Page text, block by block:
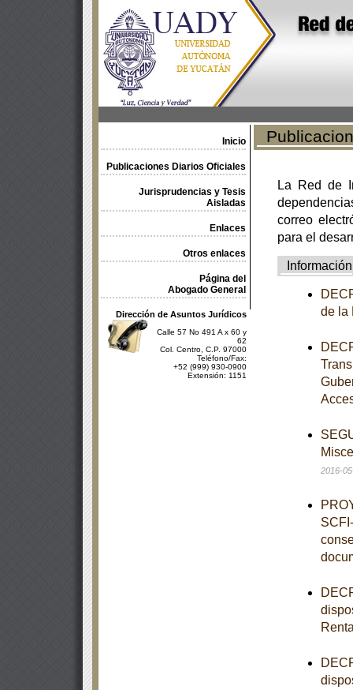
Inicio
Publicaciones Diarios Oficiales
Jurisprudencias y Tesis
Aisladas
Enlaces
Otros enlaces
Página del
Abogado General
Dirección de Asuntos Jurídicos
Calle 57 No 491 A x 60 y
62
Col. Centro, C.P. 97000
Teléfono/Fax:
+52 (999) 930-0900
Extensión: 1151
La Red de
correo
para el
Información
de la
2016-